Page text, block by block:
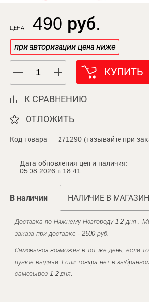
ЦЕНА 490 руб.
при авторизации цена ниже
КУПИТЬ
К СРАВНЕНИЮ
ОТЛОЖИТЬ
Код товара — 271290 (называйте при
Дата обновления цен и наличия:
05.08.2026 в 18:41
В наличии НАЛИЧИЕ В
Доставка по Нижнему Новгороду 1-2 дня .
заказа при доставке - 2500 руб.
Самовывоз возможен в тот же день, если
пункте выдачи. Если товара нет в
самовывоз 1-2 дня.